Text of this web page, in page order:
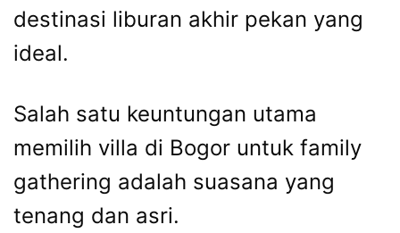
destinasi liburan akhir pekan yang
ideal.
Salah satu keuntungan utama
memilih villa di Bogor untuk family
gathering adalah suasana yang
tenang dan asri.